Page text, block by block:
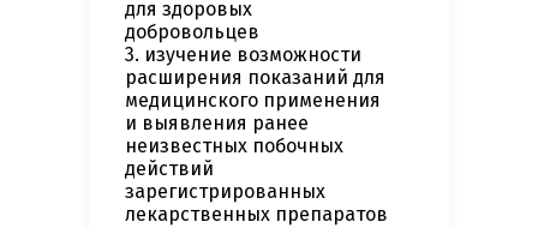
для здоровых
добровольцев
3. изучение возможности
расширения показаний для
медицинского применения
и выявления ранее
неизвестных побочных
действий
зарегистрированных
лекарственных препаратов